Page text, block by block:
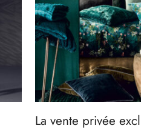
La vente privée